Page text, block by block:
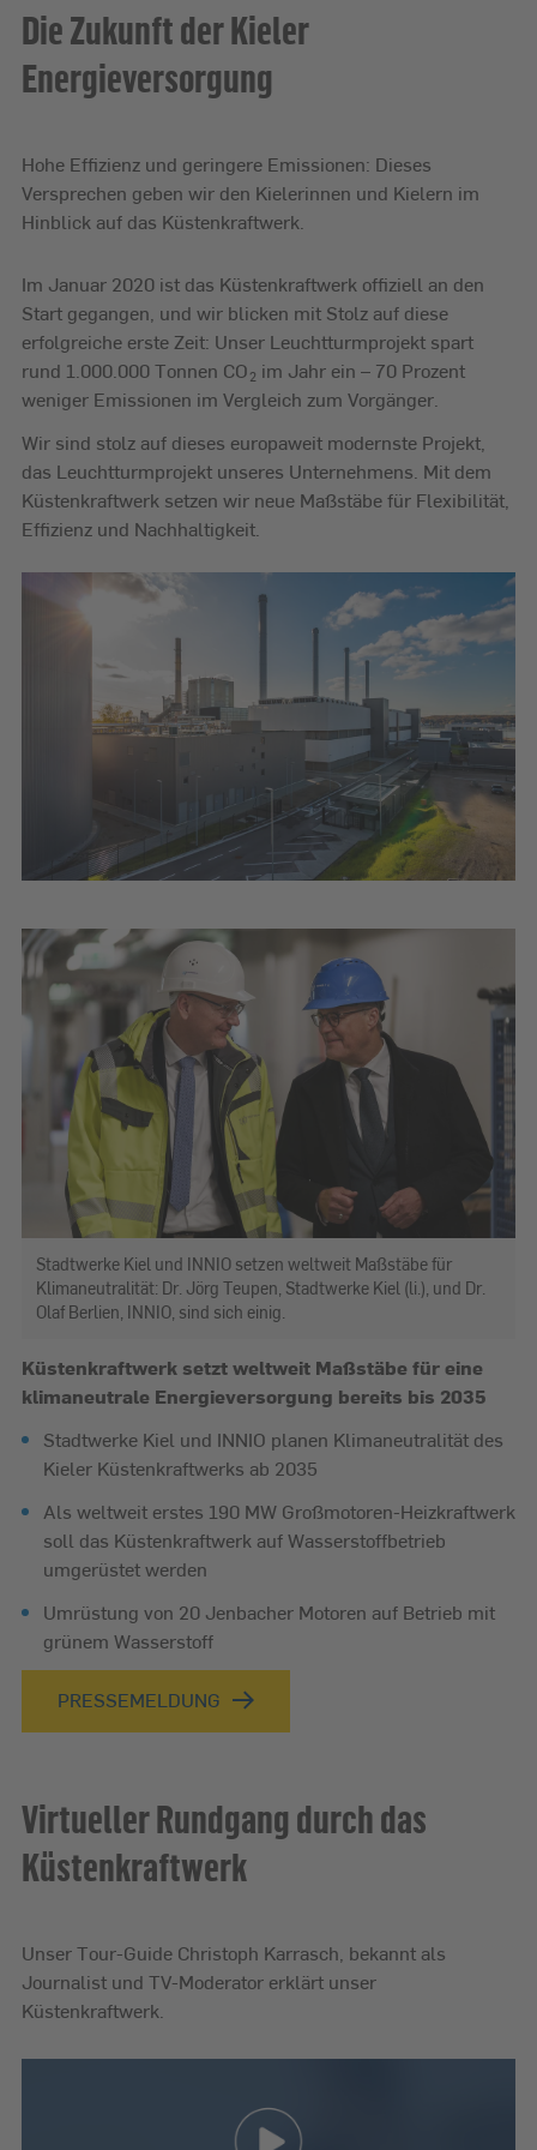
Die Zukunft der Kieler
Energieversorgung
Hohe Effizienz und geringere Emissionen: Dieses
Versprechen geben wir den Kielerinnen und Kielern im
Hinblick auf das Küstenkraftwerk.
Im Januar 2020 ist das Küstenkraftwerk offiziell an den
Start gegangen, und wir blicken mit Stolz auf diese
erfolgreiche erste Zeit: Unser Leuchtturmprojekt spart
rund 1.000.000 Tonnen CO 2 im Jahr ein – 70 Prozent
weniger Emissionen im Vergleich zum Vorgänger.
Wir sind stolz auf dieses europaweit modernste Projekt,
das Leuchtturmprojekt unseres Unternehmens. Mit dem
Küstenkraftwerk setzen wir neue Maßstäbe für Flexibilität,
Effizienz und Nachhaltigkeit.
Stadtwerke Kiel und INNIO setzen weltweit Maßstäbe für
Klimaneutralität: Dr. Jörg Teupen, Stadtwerke Kiel (li.), und Dr.
Olaf Berlien, INNIO, sind sich einig.
Küstenkraftwerk setzt weltweit Maßstäbe für eine
klimaneutrale Energieversorgung bereits bis 2035
Stadtwerke Kiel und INNIO planen Klimaneutralität des
Kieler Küstenkraftwerks ab 2035
Als weltweit erstes 190 MW Großmotoren-Heizkraftwerk
soll das Küstenkraftwerk auf Wasserstoffbetrieb
umgerüstet werden
Umrüstung von 20 Jenbacher Motoren auf Betrieb mit
grünem Wasserstoff
PRESSEMELDUNG
Virtueller Rundgang durch das
Küstenkraftwerk
Unser Tour-Guide Christoph Karrasch, bekannt als
Journalist und TV-Moderator erklärt unser
Küstenkraftwerk.